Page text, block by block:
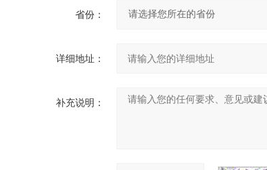
省份：
详细地址：
补充说明：